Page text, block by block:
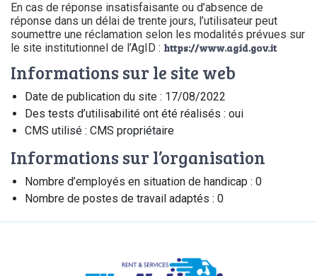
En cas de réponse insatisfaisante ou d’absence de
réponse dans un délai de trente jours, l’utilisateur peut
soumettre une réclamation selon les modalités prévues sur
le site institutionnel de l’AgID : https://www.agid.gov.it
Informations sur le site web
Date de publication du site : 17/08/2022
Des tests d’utilisabilité ont été réalisés : oui
CMS utilisé : CMS propriétaire
Informations sur l’organisation
Nombre d’employés en situation de handicap : 0
Nombre de postes de travail adaptés : 0